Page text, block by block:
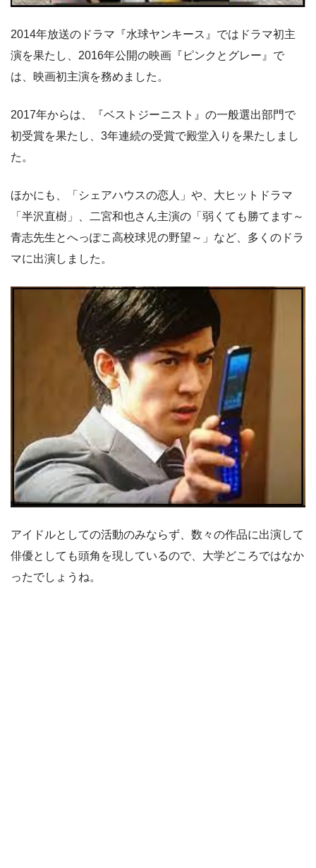
2014年放送のドラマ『水球ヤンキース』ではドラマ初主
演を果たし、2016年公開の映画『ピンクとグレー』で
は、映画初主演を務めました。
2017年からは、『ベストジーニスト』の一般選出部門で
初受賞を果たし、3年連続の受賞で殿堂入りを果たしまし
た。
ほかにも、「シェアハウスの恋人」や、大ヒットドラマ
「半沢直樹」、二宮和也さん主演の「弱くても勝てます～
青志先生とへっぽこ高校球児の野望～」など、多くのドラ
マに出演しました。
アイドルとしての活動のみならず、数々の作品に出演して
俳優としても頭角を現しているので、大学どころではなか
ったでしょうね。